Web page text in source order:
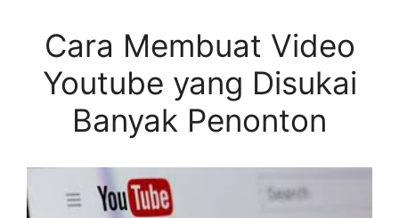
Cara Membuat Video
Youtube yang Disukai
Banyak Penonton